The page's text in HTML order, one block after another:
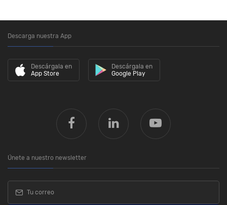
Descarga nuestra App
Descárgala en
App Store
Descárgala en
Google Play
Únete a nuestro newsletter